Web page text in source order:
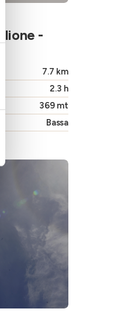
-
7.7 km
2.3 h
369 mt
Bassa